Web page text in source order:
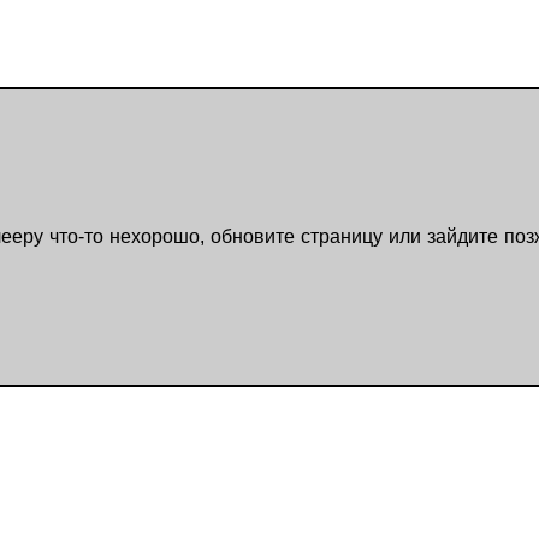
что-то нехорошо, обновите страницу или зайдите